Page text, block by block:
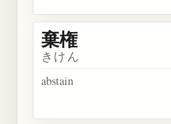
棄権
きけん
abstain